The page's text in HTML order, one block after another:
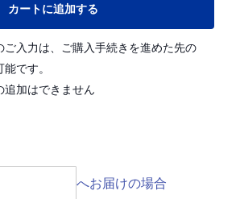
カートに追加する
入力は、ご購入手続きを進めた先の
です。
追加はできません
へお届けの場合